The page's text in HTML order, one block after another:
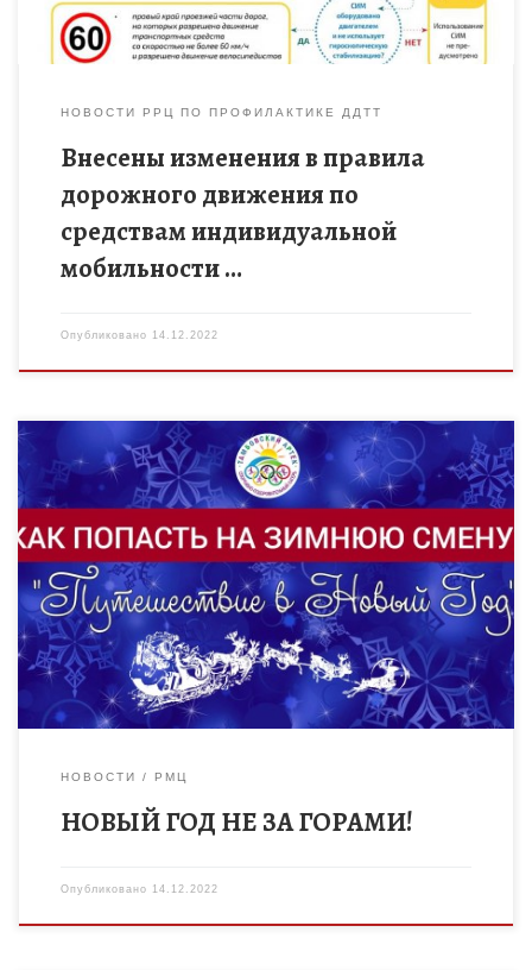
НОВОСТИ РРЦ ПО ПРОФИЛАКТИКЕ ДДТТ
Внесены изменения в правила
дорожного движения по
средствам индивидуальной
мобильности …
Опубликовано 14.12.2022
Дорогие друзья! Хотите устроить детям настоящий праздник?
Спортивно-оздоровительный лагерь «Тамбовский Артек»
представляет вашему вниманию новогоднюю смену
«Путешествие в Новый Год». Эта смена по-новогоднему
обещает быть […]
НОВОСТИ РМЦ
НОВЫЙ ГОД НЕ ЗА ГОРАМИ!
Опубликовано 14.12.2022